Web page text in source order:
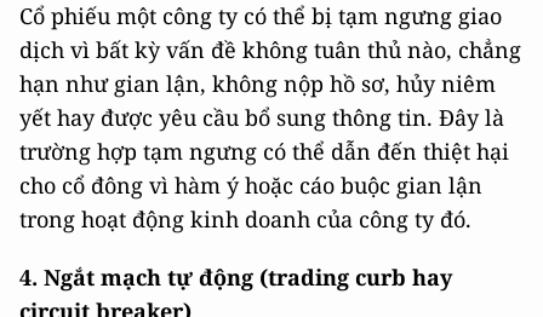
Cổ phiếu một công ty có thể bị tạm ngưng giao
dịch vì bất kỳ vấn đề không tuân thủ nào, chẳng
hạn như gian lận, không nộp hồ sơ, hủy niêm
yết hay được yêu cầu bổ sung thông tin. Đây là
trường hợp tạm ngưng có thể dẫn đến thiệt hại
cho cổ đông vì hàm ý hoặc cáo buộc gian lận
trong hoạt động kinh doanh của công ty đó.
4. Ngắt mạch tự động (trading curb hay